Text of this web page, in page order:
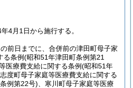
4月1日から施行する。
前日までに、合併前の津田町母子家
る条例(昭和51年津田町条例第21
医療費支給に関する条例(昭和51年
志度町母子家庭等医療費支給に関する
例第22号) 、寒川町母子家庭等医療